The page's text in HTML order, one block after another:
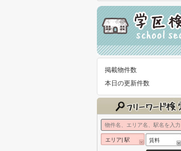
掲載物件数
本日の更新件数
エリア| 駅 賃料